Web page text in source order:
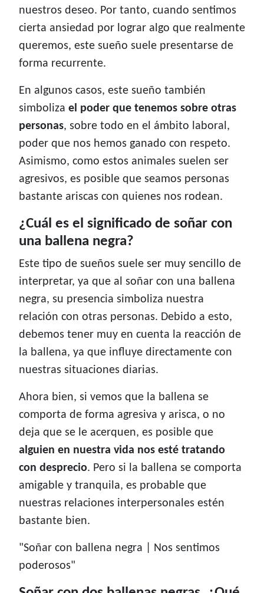
nuestros deseo. Por tanto, cuando sentimos
cierta ansiedad por lograr algo que realmente
queremos, este sueño suele presentarse de
forma recurrente.
En algunos casos, este sueño también
simboliza el poder que tenemos sobre otras
personas, sobre todo en el ámbito laboral,
poder que nos hemos ganado con respeto.
Asimismo, como estos animales suelen ser
agresivos, es posible que seamos personas
bastante ariscas con quienes nos rodean.
¿Cuál es el significado de soñar con
una ballena negra?
Este tipo de sueños suele ser muy sencillo de
interpretar, ya que al soñar con una ballena
negra, su presencia simboliza nuestra
relación con otras personas. Debido a esto,
debemos tener muy en cuenta la reacción de
la ballena, ya que influye directamente con
nuestras situaciones diarias.
Ahora bien, si vemos que la ballena se
comporta de forma agresiva y arisca, o no
deja que se le acerquen, es posible que
alguien en nuestra vida nos esté tratando
con desprecio. Pero si la ballena se comporta
amigable y tranquila, es probable que
nuestras relaciones interpersonales estén
bastante bien.
"Soñar con ballena negra | Nos sentimos
poderosos"